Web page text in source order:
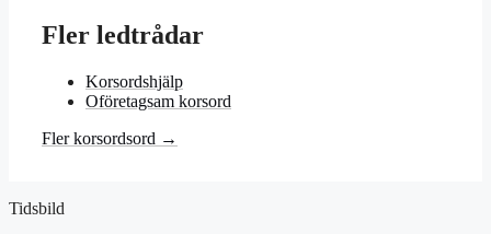
Fler ledtrådar
Korsordshjälp
Oföretagsam korsord
Fler korsordsord →
Tidsbild